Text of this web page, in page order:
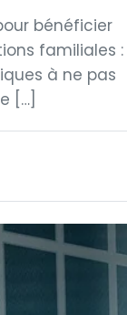
bénéficier
familiales :
à ne pas
[…]